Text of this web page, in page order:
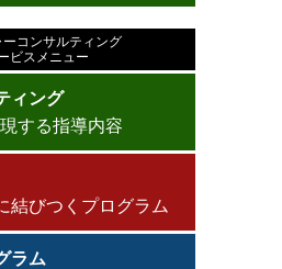
ーコンサルティング
ビスメニュー
ィング
する指導内容
結びつくプログラム
ラム